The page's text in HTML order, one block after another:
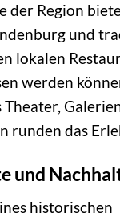
der Region
und
lokalen
werden
runden das
und
historischen